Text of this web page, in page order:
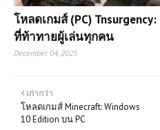
โหลดเกมส์ (PC)
ที่ท้าทายผู้เล่นทุกคน
December 04, 2025
เก่ากว่า
โหลดเกมส์ Minecraft: Windows
10 Edition บน PC